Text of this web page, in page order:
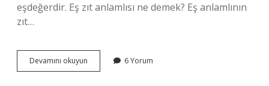
eşdeğerdir. Eş zıt anlamlısı ne demek? Eş anlamlının
zıt…
Devamını okuyun
Anlam
6 Yorum